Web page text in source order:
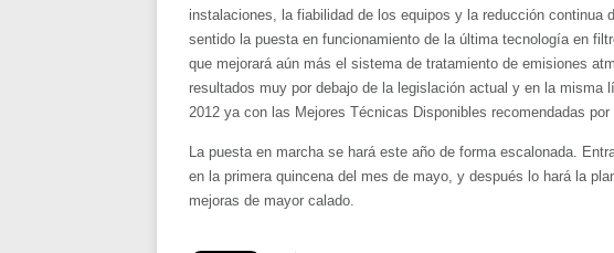
instalaciones, la fiabilidad de los equipos y la reducción continua
sentido la puesta en funcionamiento de la última tecnología en
que mejorará aún más el sistema de tratamiento de emisiones
resultados muy por debajo de la legislación actual y en la misma
2012 ya con las Mejores Técnicas Disponibles recomendadas por
La puesta en marcha se hará este año de forma escalonada.
en la primera quincena del mes de mayo, y después lo hará la
mejoras de mayor calado.